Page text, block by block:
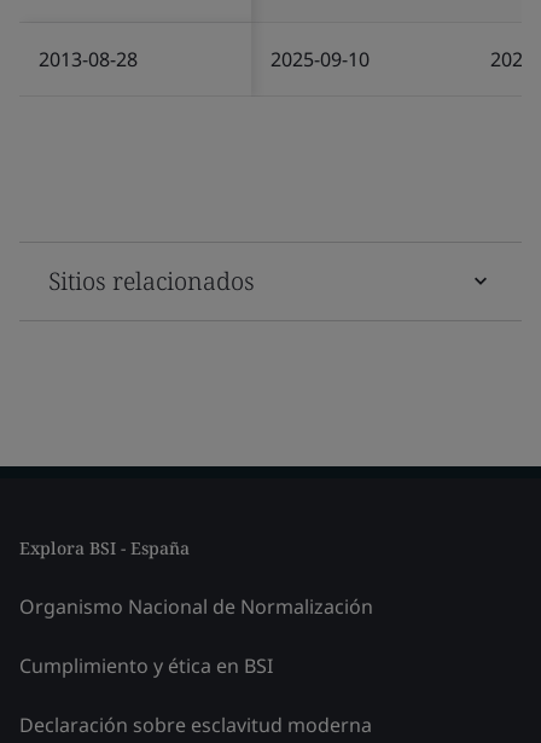
2013-08-28 2025-09-10
Sitios relacionados
Explora BSI - España
Organismo Nacional de Normalización
Cumplimiento y ética en BSI
Declaración sobre esclavitud moderna